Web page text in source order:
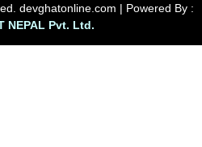
devghatonline.com | Powered By :
NEPAL Pvt. Ltd.